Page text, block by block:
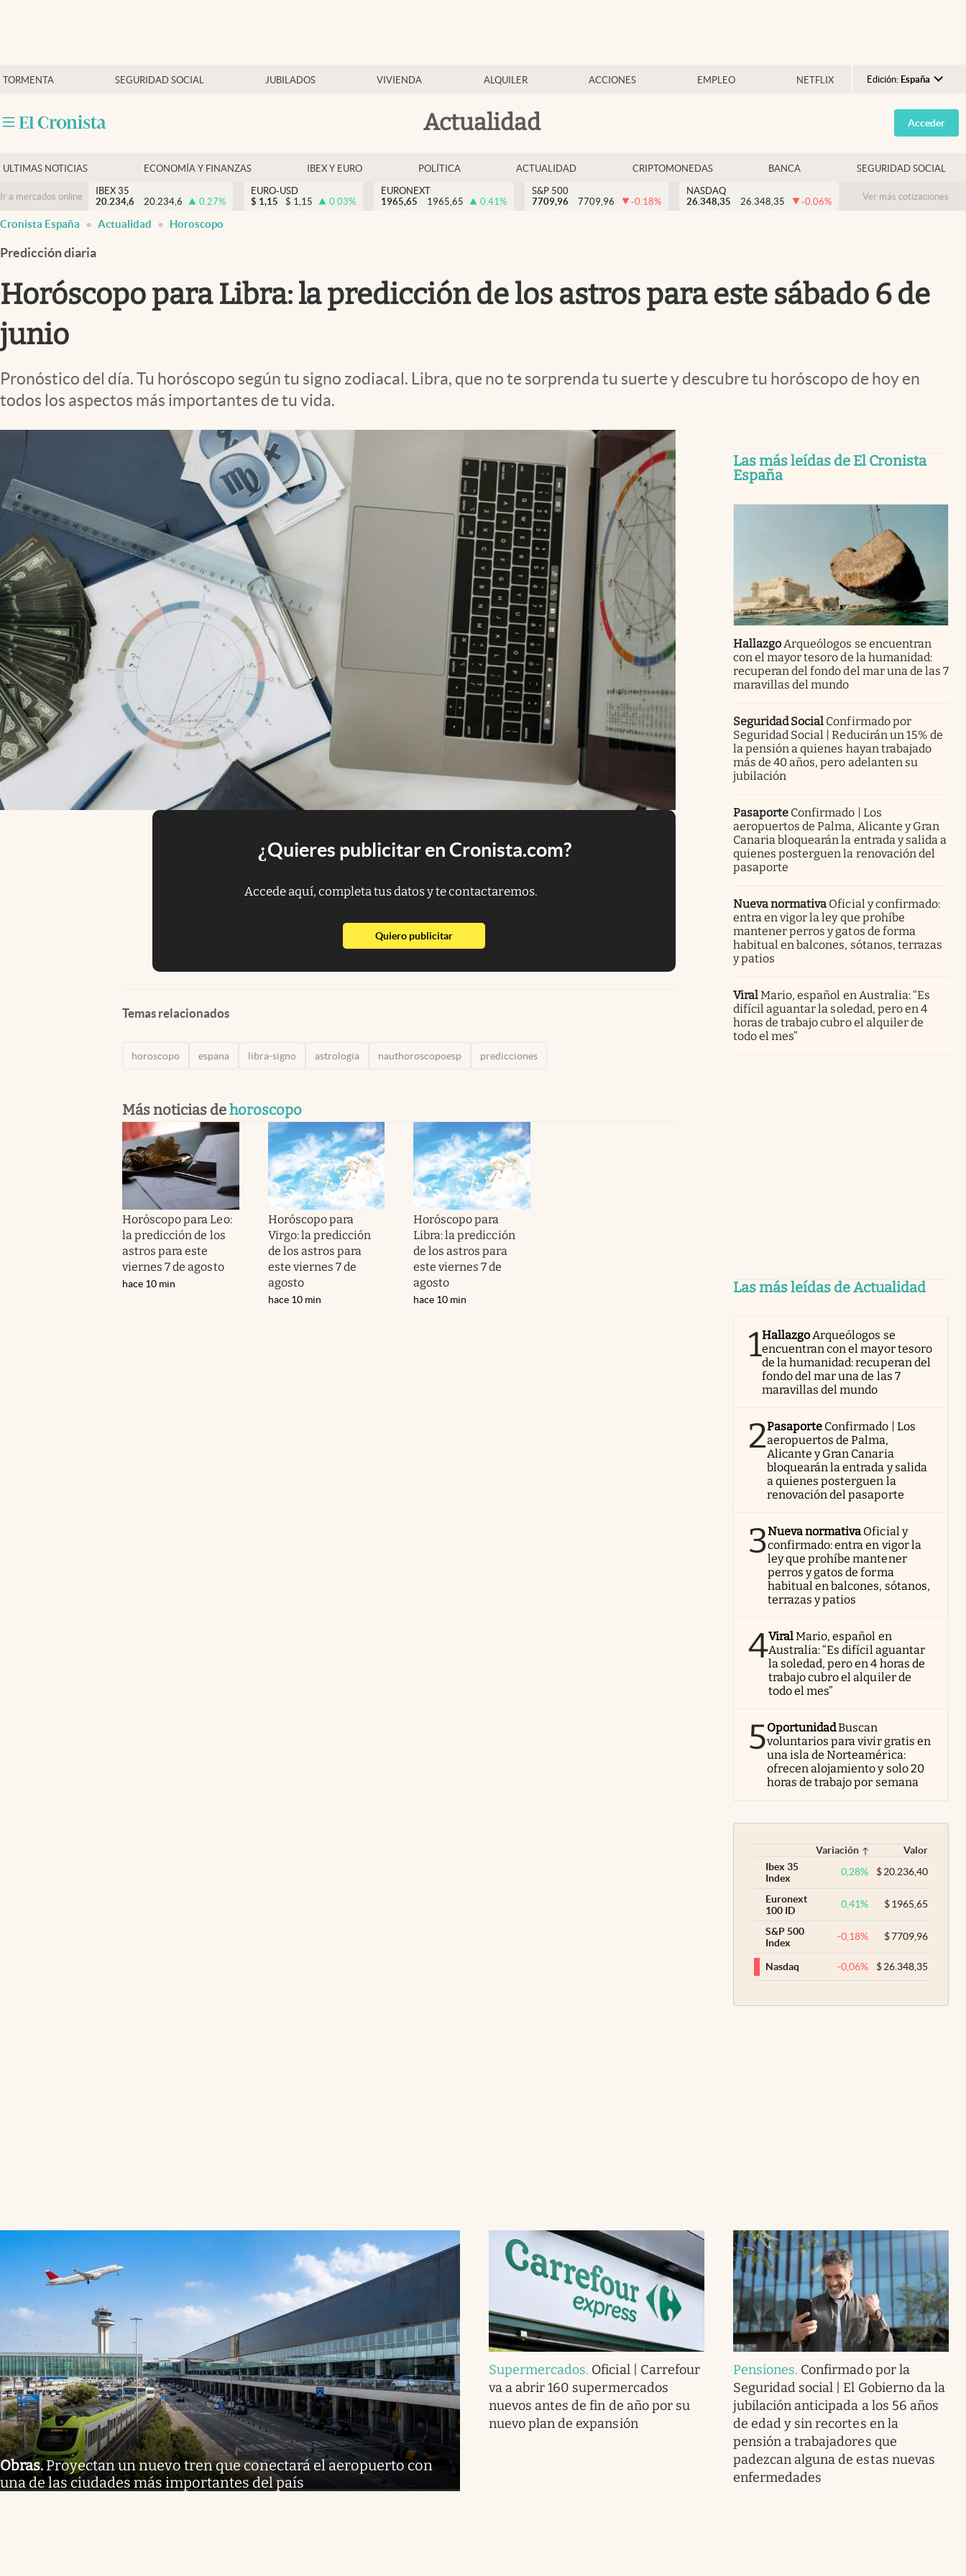
TORMENTA SEGURIDAD SOCIAL JUBILADOS VIVIENDA ALQUILER ACCIONES EMPLEO NETFLIX Edición: España
Argentina
España
USA
Colombia
Actualidad
Economía y finanzas
Criptomonedas
Acceder
ULTIMAS NOTICIAS ECONOMÍA Y FINANZAS IBEX Y EURO POLÍTICA ACTUALIDAD CRIPTOMONEDAS BANCA SEGURIDAD SOCIAL
Ir a mercados online
IBEX 35
20.234,6
20.234,6 0.27%
EURO-USD
$ 1,15 $ 1,15 0.03%
EURONEXT
1965,65
1965,65 0.41%
S&P 500
7709,96
7709,96 -0.18%
NASDAQ
26.348,35
26.348,35 -0.06% Ver más cotizaciones
Cronista España Actualidad Horoscopo
Predicción diaria
Horóscopo para Libra: la predicción de los astros para este sábado 6 de
junio
Pronóstico del día. Tu horóscopo según tu signo zodiacal. Libra, que no te sorprenda tu suerte y descubre tu horóscopo de hoy en
todos los aspectos más importantes de tu vida.
¿Quieres publicitar en Cronista.com?
Accede aquí, completa tus datos y te contactaremos.
Quiero publicitarabre en nueva pestaña
Temas relacionados
horoscopo espana libra-signo astrologia nauthoroscopoesp predicciones
Más noticias dehoroscopo
Horóscopo para Leo:
la predicción de los
astros para este
viernes 7 de agosto
hace 10 min
Horóscopo para
Virgo: la predicción
de los astros para
este viernes 7 de
agosto
hace 10 min
Horóscopo para
Libra: la predicción
de los astros para
este viernes 7 de
agosto
hace 10 min
Las más leídas de El Cronista
España
HallazgoArqueólogos se encuentran
con el mayor tesoro de la humanidad:
recuperan del fondo del mar una de las 7
maravillas del mundo
Seguridad Social Confirmado por
Seguridad Social | Reducirán un 15% de
la pensión a quienes hayan trabajado
más de 40 años, pero adelanten su
jubilación
Pasaporte Confirmado | Los
aeropuertos de Palma, Alicante y Gran
Canaria bloquearán la entrada y salida a
quienes posterguen la renovación del
pasaporte
Nueva normativa Oficial y confirmado:
entra en vigor la ley que prohíbe
mantener perros y gatos de forma
habitual en balcones, sótanos, terrazas
y patios
ViralMario, español en Australia: “Es
difícil aguantar la soledad, pero en 4
horas de trabajo cubro el alquiler de
todo el mes”
Las más leídas de Actualidad
1HallazgoArqueólogos se
encuentran con el mayor tesoro
de la humanidad: recuperan del
fondo del mar una de las 7
maravillas del mundo
2Pasaporte Confirmado | Los
aeropuertos de Palma,
Alicante y Gran Canaria
bloquearán la entrada y salida
a quienes posterguen la
renovación del pasaporte
3Nueva normativa Oficial y
confirmado: entra en vigor la
ley que prohíbe mantener
perros y gatos de forma
habitual en balcones, sótanos,
terrazas y patios
4ViralMario, español en
Australia: “Es difícil aguantar
la soledad, pero en 4 horas de
trabajo cubro el alquiler de
todo el mes”
5OportunidadBuscan
voluntarios para vivir gratis en
una isla de Norteamérica:
ofrecen alojamiento y solo 20
horas de trabajo por semana
Variación
Valor
Ibex 35
Index
0,28% $20.236,40
Euronext
100 ID
0,41% $1965,65
S&P 500
Index
-0,18% $7709,96
Nasdaq -0,06% $26.348,35
Obras.Proyectan un nuevo tren que conectará el aeropuerto con
una de las ciudades más importantes del país
Supermercados. Oficial | Carrefour
va a abrir 160 supermercados
nuevos antes de fin de año por su
nuevo plan de expansión
Pensiones. Confirmado por la
Seguridad social | El Gobierno da la
jubilación anticipada a los 56 años
de edad y sin recortes en la
pensión a trabajadores que
padezcan alguna de estas nuevas
enfermedades